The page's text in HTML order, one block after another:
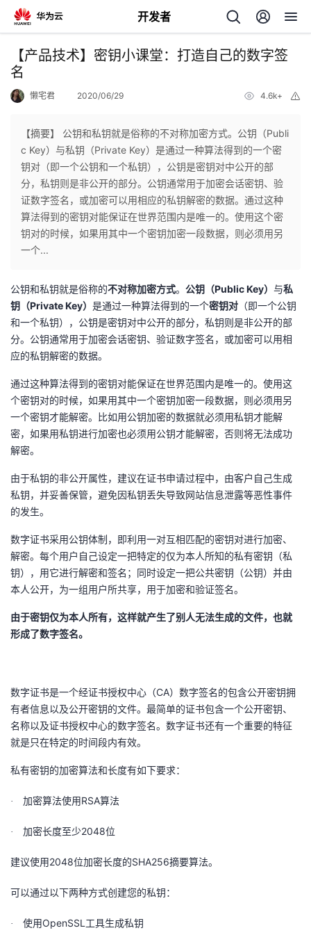
开发者
返
回
个
人
主
我
的
发
者
的
博
我
的
坛
我
圈
子
的
直
我
的
我
注
我
开
者
学
堂
我
的
我
支
持
我
的
技
我
的
【产品技术】密钥小课堂：打造自己的数字签
名
懒宅君 2020/06/29 4.6k+
【摘要】 公钥和私钥就是俗称的不对称加密方式。公钥（Publi
c Key）与私钥（Private Key）是通过一种算法得到的一个密
钥对（即一个公钥和一个私钥），公钥是密钥对中公开的部
分，私钥则是非公开的部分。公钥通常用于加密会话密钥、验
证数字签名，或加密可以用相应的私钥解密的数据。通过这种
算法得到的密钥对能保证在世界范围内是唯一的。使用这个密
钥对的时候，如果用其中一个密钥加密一段数据，则必须用另
一个...
公钥和私钥就是俗称的不对称加密方式。 公钥（Public Key） 与私
钥（Private Key） 是通过一种算法得到的一个密钥对 （即一个公钥
和一个私钥），公钥是密钥对中公开的部分，私钥则是非公开的部
分。公钥通常用于加密会话密钥、验证数字签名，或加密可以用相
应的私钥解密的数据。
通过这种算法得到的密钥对能保证在世界范围内是唯一的。使用这
个密钥对的时候，如果用其中一个密钥加密一段数据，则必须用另
一个密钥才能解密。比如用公钥加密的数据就必须用私钥才能解
密，如果用私钥进行加密也必须用公钥才能解密，否则将无法成功
解密。
由于私钥的非公开属性，建议在证书申请过程中，由客户自己生成
私钥，并妥善保管，避免因私钥丢失导致网站信息泄露等恶性事件
的发生。
数字证书采用公钥体制，即利用一对互相匹配的密钥对进行加密、
解密。每个用户自己设定一把特定的仅为本人所知的私有密钥（私
钥），用它进行解密和签名；同时设定一把公共密钥（公钥）并由
本人公开，为一组用户所共享，用于加密和验证签名。
由于密钥仅为本人所有，这样就产生了别人无法生成的文件，也就
形成了数字签名。
数字证书是一个经证书授权中心（CA）数字签名的包含公开密钥拥
有者信息以及公开密钥的文件。最简单的证书包含一个公开密钥、
名称以及证书授权中心的数字签名。数字证书还有一个重要的特征
就是只在特定的时间段内有效。
私有密钥的加密算法和长度有如下要求：
· 加密算法使用RSA算法
· 加密长度至少2048位
建议使用2048位加密长度的SHA256摘要算法。
可以通过以下两种方式创建您的私钥：
· 使用OpenSSL工具生成私钥